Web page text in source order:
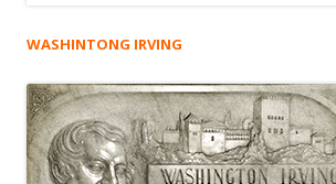
WASHINTONG IRVING